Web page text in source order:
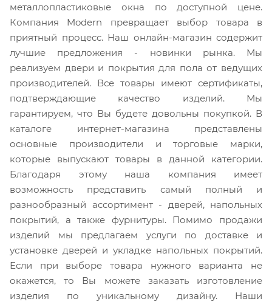
металлопластиковые окна по доступной цене.
Компания Modern превращает выбор товара в
приятный процесс. Наш онлайн-магазин содержит
лучшие предложения - новинки рынка. Мы
реализуем двери и покрытия для пола от ведущих
производителей. Все товары имеют сертификаты,
подтверждающие качество изделий. Мы
гарантируем, что Вы будете довольны покупкой. В
каталоге интернет-магазина представлены
основные производители и торговые марки,
которые выпускают товары в данной категории.
Благодаря этому наша компания имеет
возможность представить самый полный и
разнообразный ассортимент - дверей, напольных
покрытий, а также фурнитуры. Помимо продажи
изделий мы предлагаем услуги по доставке и
установке дверей и укладке напольных покрытий.
Если при выборе товара нужного варианта не
окажется, то Вы можете заказать изготовление
изделия по уникальному дизайну. Наши